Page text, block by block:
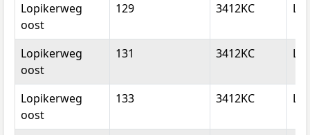
Lopikerweg
oost
129 3412KC
Lopikerweg
oost
131 3412KC
Lopikerweg
oost
133 3412KC